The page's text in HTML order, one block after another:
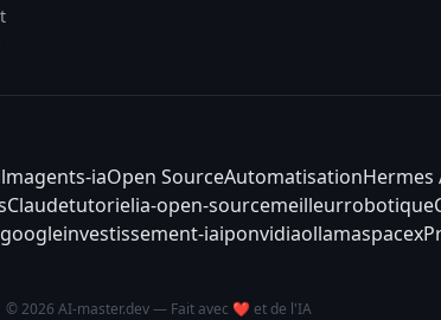
agents-iaOpen SourceAutomatisationHermes
Claudetutorielia-open-sourcemeilleurrobotique
googleinvestissement-iaiponvidiaollamaspacex
© 2026 AI-master.dev — Fait avec ❤️ et de l'IA